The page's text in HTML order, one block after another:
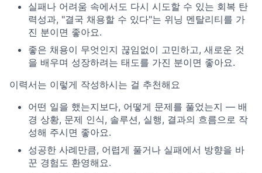
실패나 어려움 속에서도 다시 시도할 수 있는 회복 탄
력성과, "결국 채용할 수 있다"는 위닝 멘탈리티를 가
진 분이면 좋아요.
좋은 채용이 무엇인지 끊임없이 고민하고, 새로운 것
을 배우며 성장하려는 태도를 가진 분이면 좋아요.
이력서는 이렇게 작성하시는 걸 추천해요
어떤 일을 했는지보다, 어떻게 문제를 풀었는지 — 배
경 상황, 문제 인식, 솔루션, 실행, 결과의 흐름으로 작
성해 주시면 좋아요.
성공한 사례만큼, 어렵게 풀거나 실패에서 방향을 바
꾼 경험도 환영해요.